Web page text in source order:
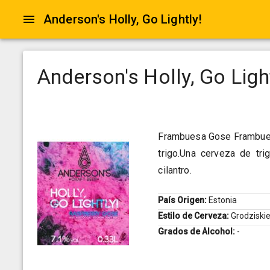
Anderson's Holly, Go Lightly!
Anderson's Holly, Go
Frambuesa Gose
trigo.Una cerveza de
cilantro.
País Origen: Estonia
Estilo de Cerveza:
Grados de Alcohol: -